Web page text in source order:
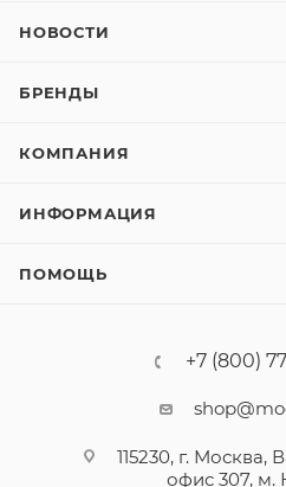
НОВОСТИ
БРЕНДЫ
КОМПАНИЯ
ИНФОРМАЦИЯ
ПОМОЩЬ
+7 (800)
115230, г.
офис 307, м.